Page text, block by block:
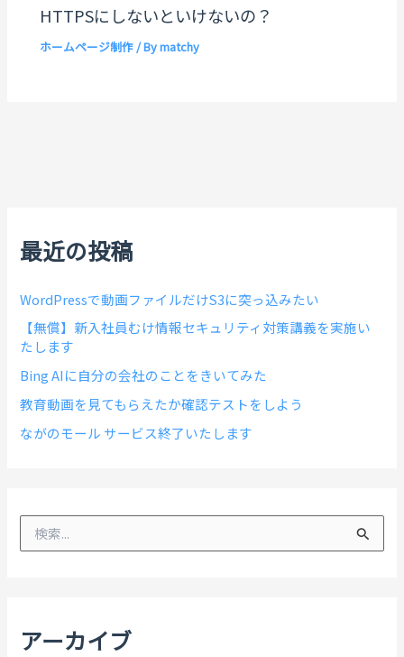
HTTPSにしないといけないの？
ホームページ制作/ Bymatchy
最近の投稿
WordPressで動画ファイルだけS3に突っ込みたい
【無償】新入社員むけ情報セキュリティ対策講義を実施い
たします
Bing AIに自分の会社のことをきいてみた
教育動画を見てもらえたか確認テストをしよう
ながのモール サービス終了いたします
検
アーカイブ